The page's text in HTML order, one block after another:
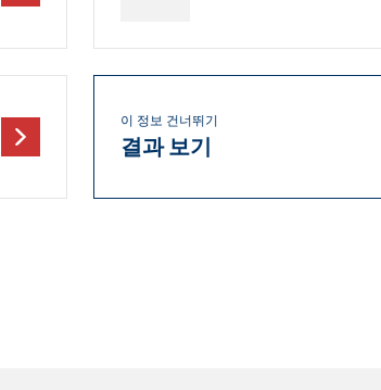
이 정보 건너뛰기
결과 보기